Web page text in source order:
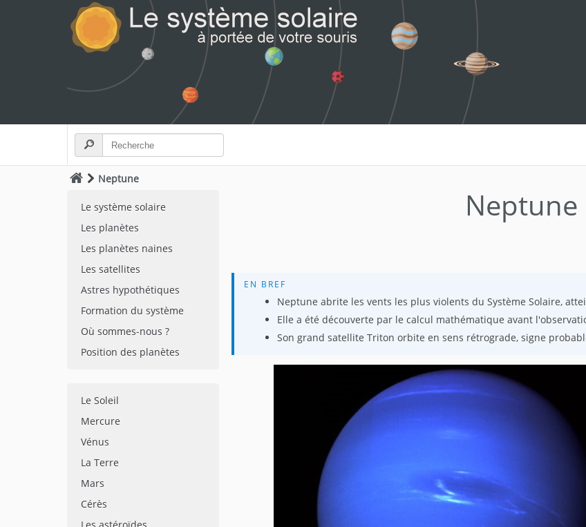
Neptune
Le système solaire
Les planètes
Les planètes naines
Les satellites
Astres hypothétiques
Formation du système
Où sommes-nous ?
Position des planètes
Le Soleil
Mercure
Vénus
La Terre
Mars
Cérès
Neptune
EN BREF
Neptune abrite les vents les plus violents du Système Solaire,
Elle a été découverte par le calcul mathématique avant
Son grand satellite Triton orbite en sens rétrograde, signe